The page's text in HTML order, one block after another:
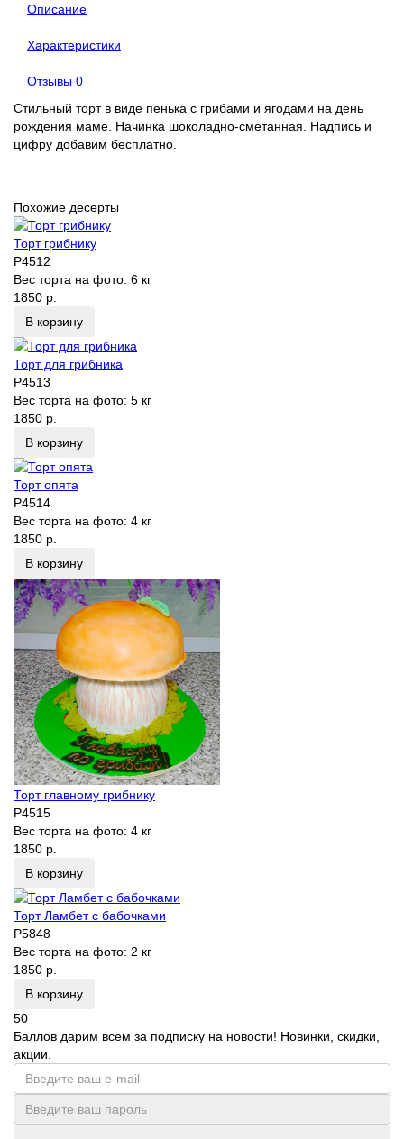
Описание
Характеристики
Отзывы 0
Стильный торт в виде пенька с грибами и ягодами на день
рождения маме. Начинка шоколадно-сметанная. Надпись и
цифру добавим бесплатно.
Похожие десерты
Торт грибнику
P4512
Вес торта на фото: 6 кг
1850 р.
В корзину
Торт для грибника
P4513
Вес торта на фото: 5 кг
1850 р.
В корзину
Торт опята
P4514
Вес торта на фото: 4 кг
1850 р.
В корзину
Торт главному грибнику
P4515
Вес торта на фото: 4 кг
1850 р.
В корзину
Торт Ламбет с бабочками
P5848
Вес торта на фото: 2 кг
1850 р.
В корзину
50
Баллов дарим всем за подписку на новости! Новинки, скидки,
акции.